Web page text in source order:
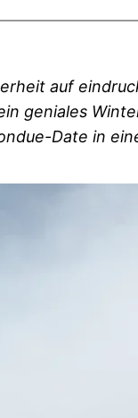
auf
geniales
Date in